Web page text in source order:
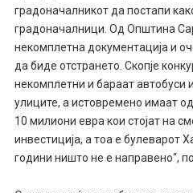
градоначалникот да постапи
градоначалници. Од Општина
некомплетна документација и
да биде отстрането. Скопје
некомплетни и бараат
улиците, а истовремено имаат
10 милиони евра кои стојат на
инвестиција, а тоа е булеварот
години ништо не е направено“,